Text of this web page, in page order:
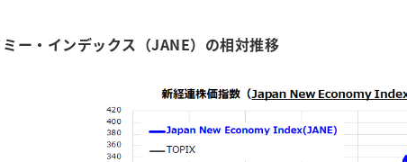
ー・インデックス（JANE）の相対推移